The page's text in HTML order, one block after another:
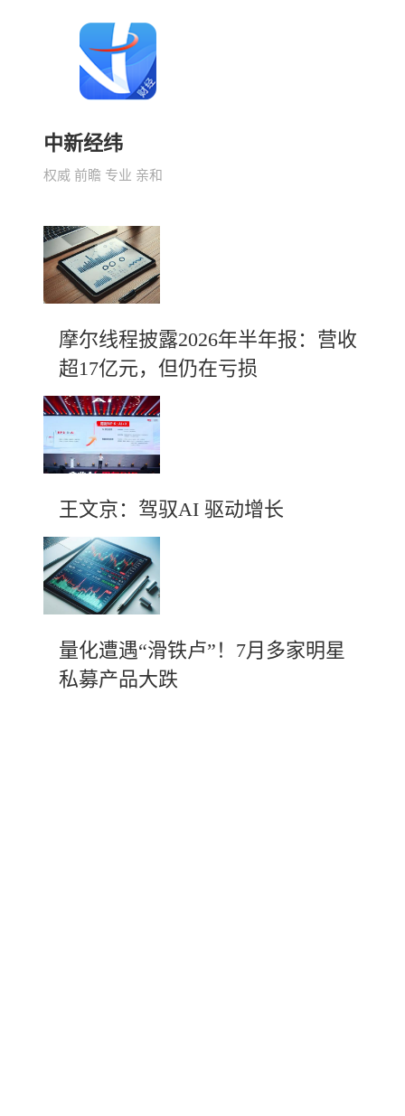
中新经纬
权威 前瞻 专业 亲和
摩尔线程披露2026年半年报：营收
超17亿元，但仍在亏损
王文京：驾驭AI 驱动增长
量化遭遇“滑铁卢”！7月多家明星
私募产品大跌